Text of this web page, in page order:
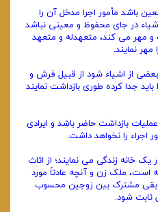
باشد مأمور اجرا مدخل آن را
در جای محفوظ و معینی نباشد
و مهر می‌ کند، متعهدله و متعهد
مهر نمایند.
از اشیاء شود از قبیل فرش و
جدا کرده طوری بازداشت نمایند
بازداشت حاضر باشد و ایرادی
اجراء را نخواهد داشت.
خانه زندگی می‌ نمایند؛ از اثاث
است، ملک زن و آنچه عادتاً مورد
مشترک بین زوجین محسوب
ثابت شود.